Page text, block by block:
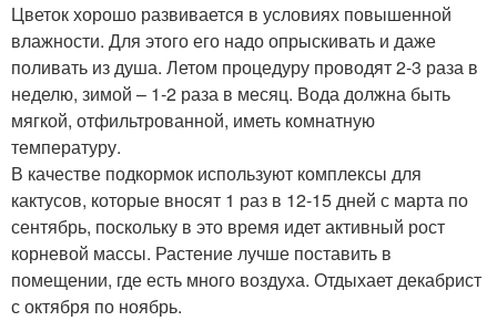
Цветок хорошо развивается в условиях повышенной
влажности. Для этого его надо опрыскивать и даже
поливать из душа. Летом процедуру проводят 2-3 раза в
неделю, зимой – 1-2 раза в месяц. Вода должна быть
мягкой, отфильтрованной, иметь комнатную
температуру.
В качестве подкормок используют комплексы для
кактусов, которые вносят 1 раз в 12-15 дней с марта по
сентябрь, поскольку в это время идет активный рост
корневой массы. Растение лучше поставить в
помещении, где есть много воздуха. Отдыхает декабрист
с октября по ноябрь.